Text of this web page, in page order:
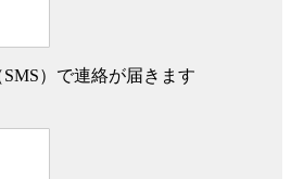
）で連絡が届きます